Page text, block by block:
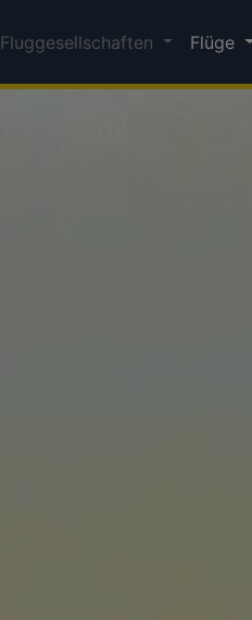
Fluggesellschaften Flüge